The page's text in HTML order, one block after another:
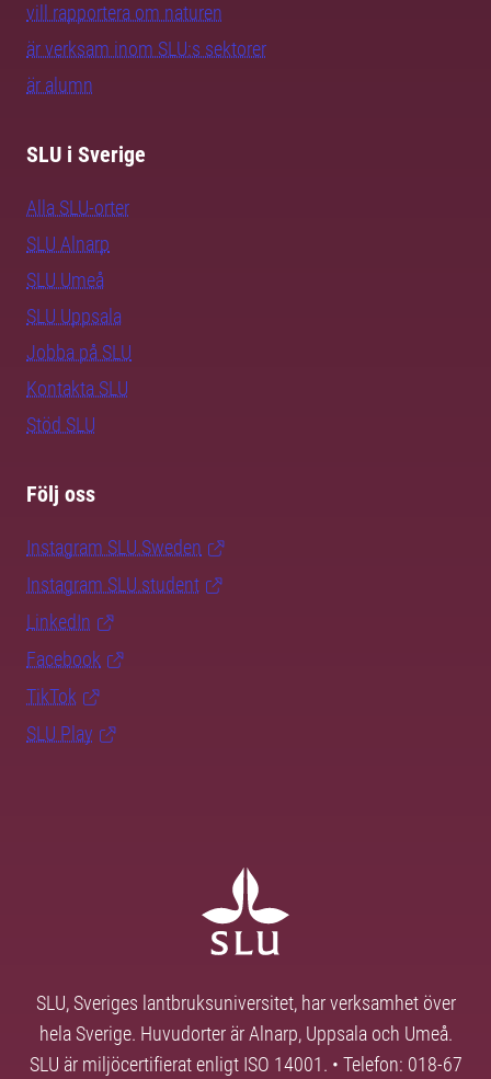
vill rapportera om naturen
är verksam inom SLU:s sektorer
är alumn
SLU i Sverige
Alla SLU-orter
SLU Alnarp
SLU Umeå
SLU Uppsala
Jobba på SLU
Kontakta SLU
Stöd SLU
Följ oss
Instagram SLU.Sweden
Instagram SLU.student
LinkedIn
Facebook
TikTok
SLU Play
SLU, Sveriges lantbruksuniversitet, har verksamhet över
hela Sverige. Huvudorter är Alnarp, Uppsala och Umeå.
SLU är miljöcertifierat enligt ISO 14001. • Telefon: 018-67